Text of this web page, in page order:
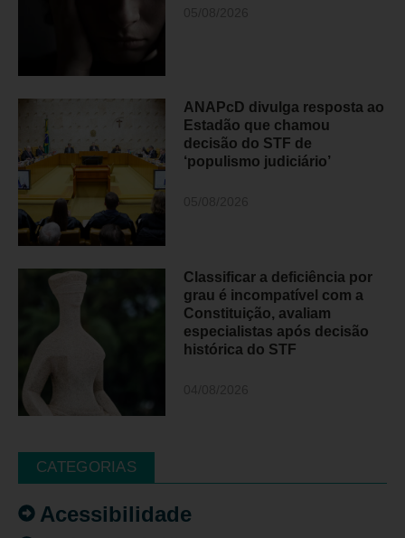
ANAPcD divulga resposta ao
Estadão que chamou
decisão do STF de
‘populismo judiciário’
Classificar a deficiência por
grau é incompatível com a
Constituição, avaliam
especialistas após decisão
histórica do STF
CATEGORIAS
Acessibilidade